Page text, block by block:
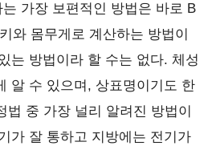
가장 보편적인 방법은 바로 B
와 몸무게로 계산하는 방법이
는 방법이라 할 수는 없다. 체성
알 수 있으며, 상표명이기도 한
법 중 가장 널리 알려진 방법이
가 잘 통하고 지방에는 전기가